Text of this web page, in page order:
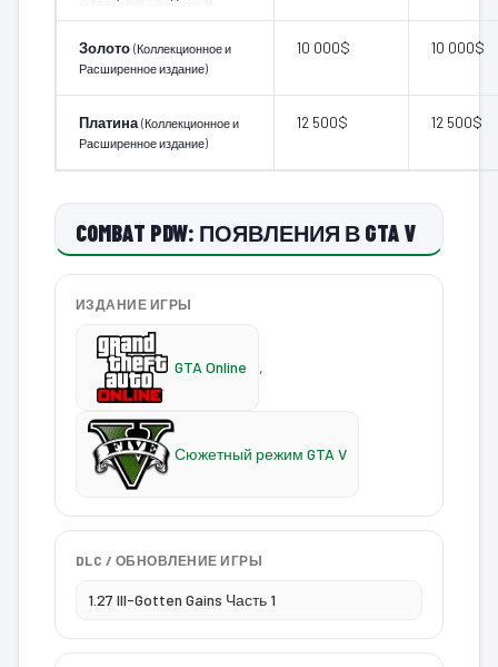
Золото (Коллекционное и
Расширенное издание)
10 000$ 10 000$
Платина (Коллекционное и
Расширенное издание)
12 500$ 12 500$
COMBAT PDW: ПОЯВЛЕНИЯ В GTA V
ИЗДАНИЕ ИГРЫ
GTA Online ,
Сюжетный режим GTA V
DLC / ОБНОВЛЕНИЕ ИГРЫ
1.27 Ill-Gotten Gains Часть 1